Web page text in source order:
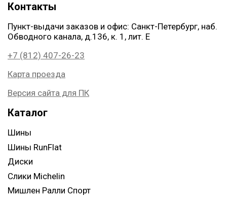
Контакты
Пункт-выдачи заказов и офис: Санкт-Петербург, наб.
Обводного канала, д.136, к. 1, лит. Е
+7 (812) 407-26-23
Карта проезда
Версия сайта для ПК
Каталог
Шины
Шины RunFlat
Диски
Слики Michelin
Мишлен Ралли Спорт